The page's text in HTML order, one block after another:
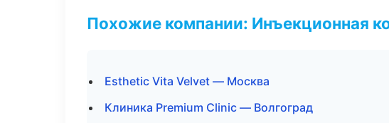
Похожие компании: Инъекционная
Esthetic Vita Velvet — Москва
Клиника Premium Clinic — Волгоград